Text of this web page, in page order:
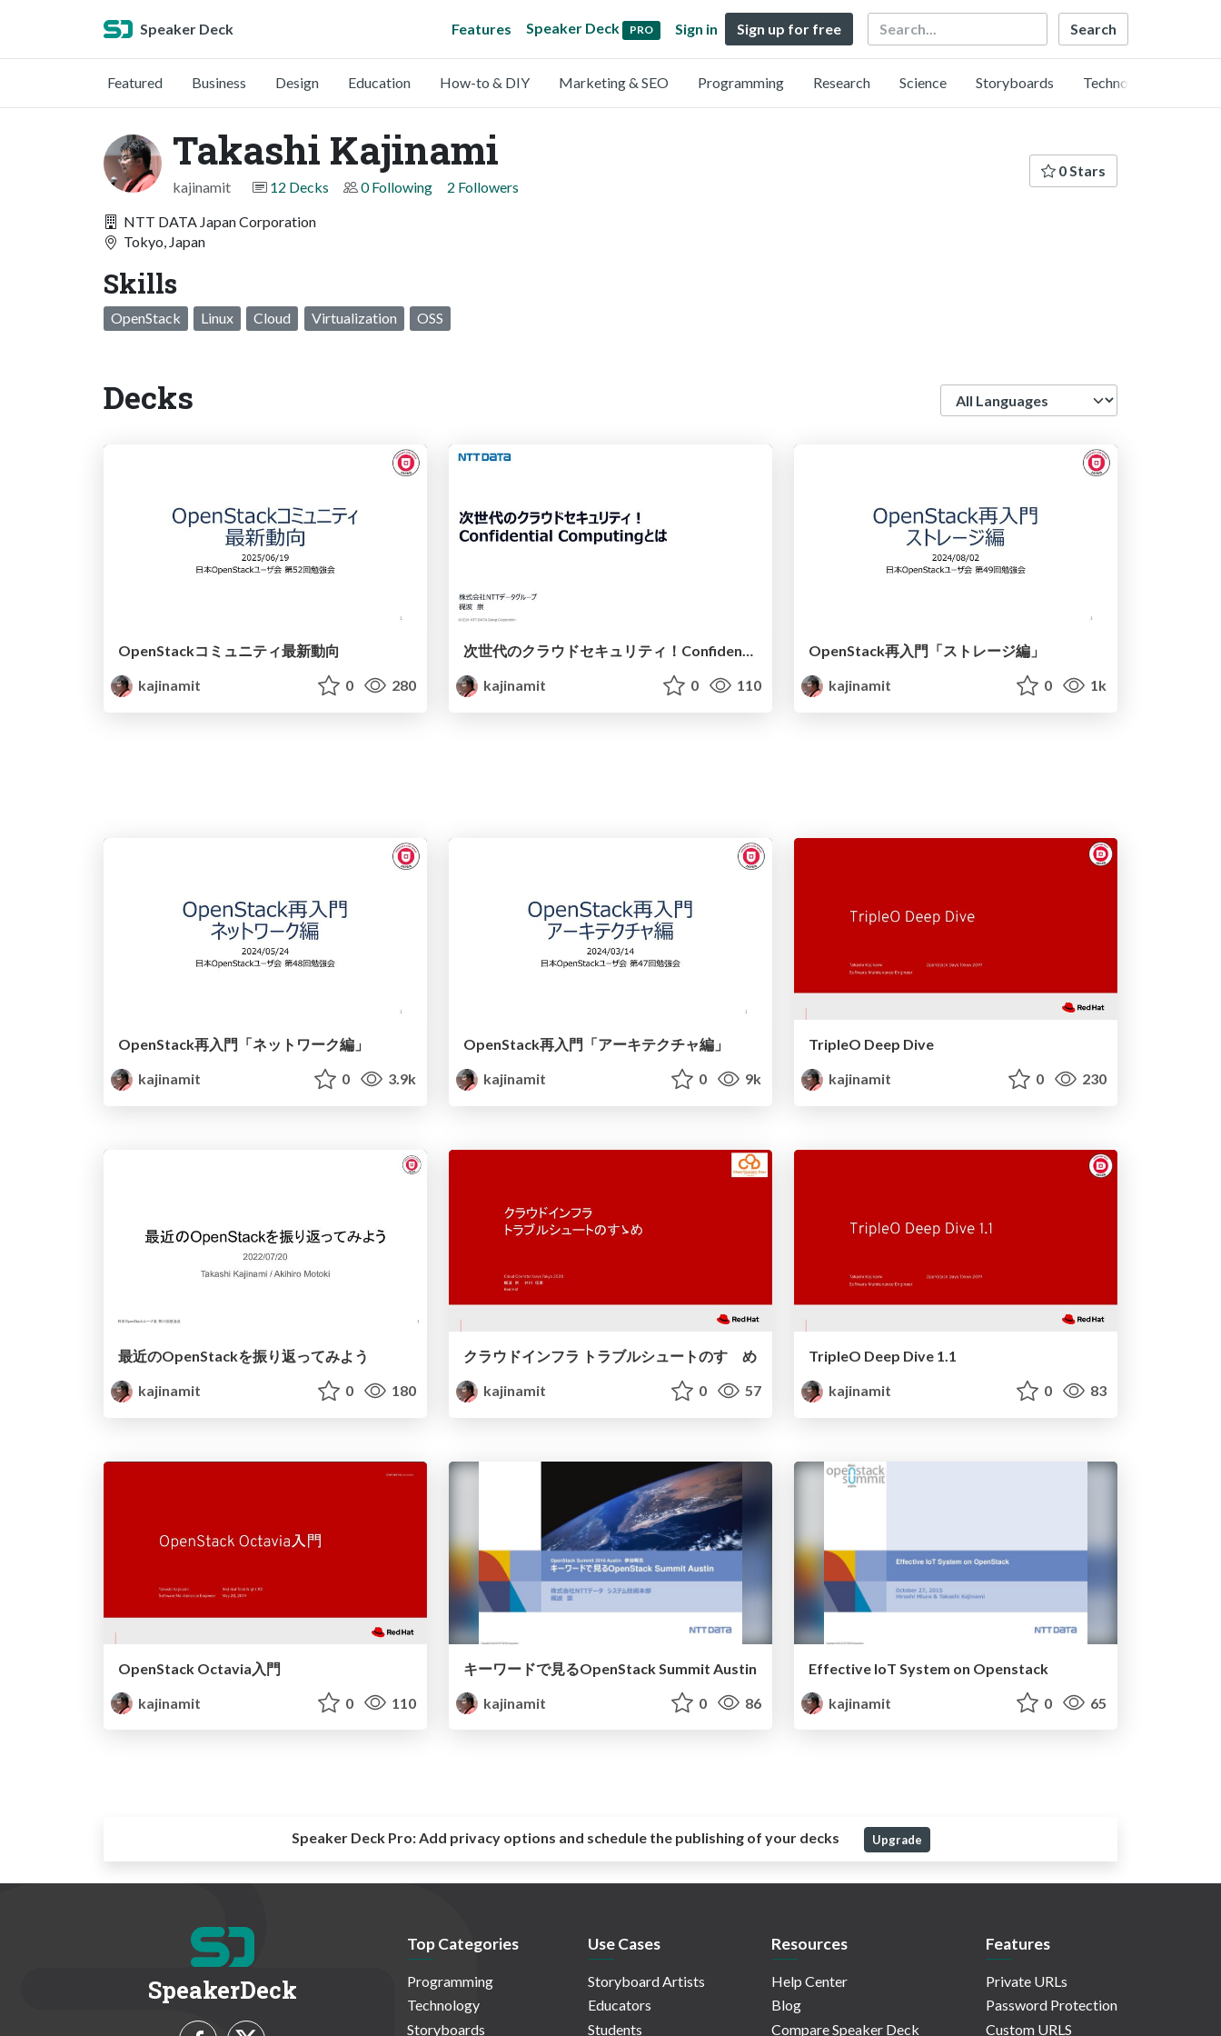
Speaker Deck Features Speaker Deck PRO Sign in Sign up for free Search
Featured Business Design Education How-to & DIY Marketing & SEO Programming Research Science Storyboards Technology
Takashi Kajinami
kajinamit 12 Decks 0 Following 2 Followers
0 Stars
NTT DATA Japan Corporation
Tokyo, Japan
Skills
OpenStack Linux Cloud Virtualization OSS
Decks
OpenStackコミュニティ最新動向
kajinamit
0 280
次世代のクラウドセキュリティ！Confidential Computingとは
kajinamit
0 110
OpenStack再入門「ストレージ編」
kajinamit
0 1k
OpenStack再入門「ネットワーク編」
kajinamit
0 3.9k
OpenStack再入門「アーキテクチャ編」
kajinamit
0 9k
TripleO Deep Dive
kajinamit
0 230
最近のOpenStackを振り返ってみよう
kajinamit
0 180
クラウドインフラ トラブルシュートのすゝめ
kajinamit
0 57
TripleO Deep Dive 1.1
kajinamit
0 83
OpenStack Octavia入門
kajinamit
0 110
キーワードで見るOpenStack Summit Austin
kajinamit
0 86
Effective IoT System on Openstack
kajinamit
0 65
Speaker Deck Pro:Add privacy options and schedule the publishing of your decks Upgrade
SpeakerDeck
Top Categories
Programming
Technology
Storyboards
Use Cases
Storyboard Artists
Educators
Students
Resources
Help Center
Blog
Compare Speaker Deck
Features
Private URLs
Password Protection
Custom URLS